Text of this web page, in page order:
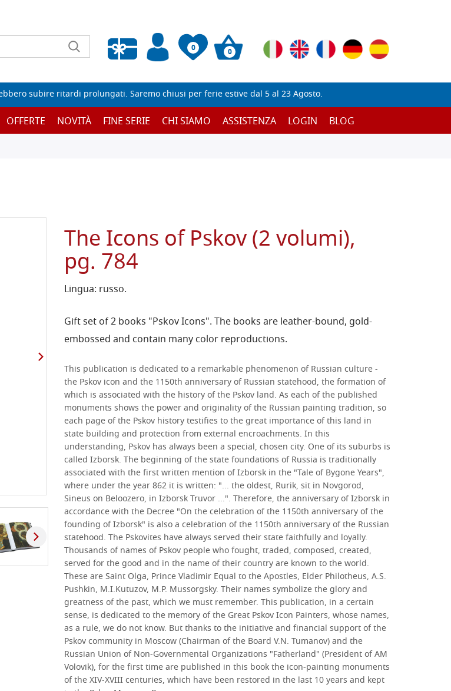
0
Wishlist vuota
0
subire ritardi prolungati. Saremo chiusi per ferie estive dal 5 al 23 Agosto.
OFFERTE NOVITÀ FINE SERIE CHI SIAMO ASSISTENZA LOGIN BLOG
The Icons of Pskov (2 volumi),
pg. 784
Lingua: russo.
Gift set of 2 books "Pskov Icons". The books are leather-bound, gold-
embossed and contain many color reproductions.
This publication is dedicated to a remarkable phenomenon of Russian culture -
the Pskov icon and the 1150th anniversary of Russian statehood, the formation of
which is associated with the history of the Pskov land. As each of the published
monuments shows the power and originality of the Russian painting tradition, so
each page of the Pskov history testifies to the great importance of this land in
state building and protection from external encroachments. In this
understanding, Pskov has always been a special, chosen city. One of its suburbs is
called Izborsk. The beginning of the state foundations of Russia is traditionally
associated with the first written mention of Izborsk in the "Tale of Bygone Years",
where under the year 862 it is written: "... the oldest, Rurik, sit in Novgorod,
Sineus on Beloozero, in Izborsk Truvor ...". Therefore, the anniversary of Izborsk in
accordance with the Decree "On the celebration of the 1150th anniversary of the
founding of Izborsk" is also a celebration of the 1150th anniversary of the Russian
statehood. The Pskovites have always served their state faithfully and loyally.
Thousands of names of Pskov people who fought, traded, composed, created,
served for the good and in the name of their country are known to the world.
These are Saint Olga, Prince Vladimir Equal to the Apostles, Elder Philotheus, A.S.
Pushkin, M.I.Kutuzov, M.P. Mussorgsky. Their names symbolize the glory and
greatness of the past, which we must remember. This publication, in a certain
sense, is dedicated to the memory of the Great Pskov Icon Painters, whose names,
as a rule, we do not know. But thanks to the initiative and financial support of the
Pskov community in Moscow (Chairman of the Board V.N. Tumanov) and the
Russian Union of Non-Governmental Organizations "Fatherland" (President of AM
Volovik), for the first time are published in this book the icon-painting monuments
of the XIV-XVIII centuries, which have been restored in the last 10 years and kept